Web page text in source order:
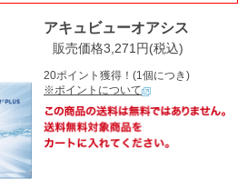
アキュビューオアシス
販売価格3,271円(税込)
20ポイント獲得！(1個につき)
※ポイントについて